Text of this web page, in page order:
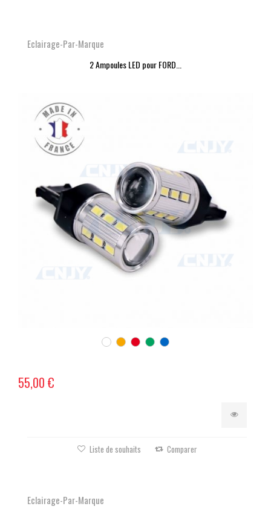
Eclairage-Par-Marque
2 Ampoules LED pour FORD...
55,00 €
Liste de souhaits Comparer
Eclairage-Par-Marque